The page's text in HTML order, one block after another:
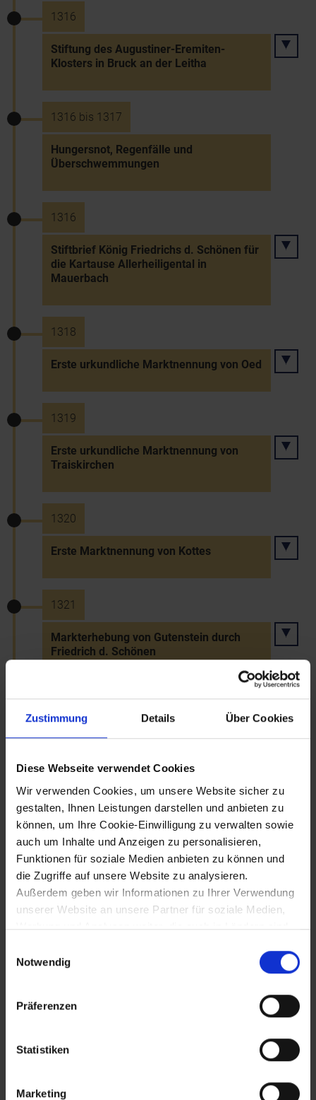
Zustimmung Details Über Cookies
Diese Webseite verwendet Cookies
Wir verwenden Cookies, um unsere Website sicher zu
gestalten, Ihnen Leistungen darstellen und anbieten zu
können, um Ihre Cookie-Einwilligung zu verwalten sowie
auch um Inhalte und Anzeigen zu personalisieren,
Funktionen für soziale Medien anbieten zu können und
die Zugriffe auf unsere Website zu analysieren.
Außerdem geben wir Informationen zu Ihrer Verwendung
unserer Website an unsere Partner für soziale Medien,
Werbung und Analysen weiter, die auch in Ländern sind,
gegeben ist, und in denen Sie Ihre Rechte uU nicht
effektiv durchsetzen können. Unsere Partner führen
diese Informationen möglicherweise mit weiteren Daten
zusammen, die Sie ihnen bereitgestellt haben oder die
haben.
Notwendig
Präferenzen
Statistiken
Marketing
1316
Stiftung des Augustiner-Eremiten-
Klosters in Bruck an der Leitha
1316 bis 1317
Hungersnot, Regenfälle und
Überschwemmungen
1316
Stiftbrief König Friedrichs d. Schönen für
die Kartause Allerheiligental in
Mauerbach
1318
Erste urkundliche Marktnennung von Oed
1319
Erste urkundliche Marktnennung von
Traiskirchen
1320
Erste Marktnennung von Kottes
1321
Markterhebung von Gutenstein durch
Friedrich d. Schönen
Verleihung des Stadtrechts an Weitra
14.9.1322
Stadtbrand in Klosterneuburg -
Zerstörung des Stifts und des
Herzogshofs
28.9.1322
Königen Friedrich d. Schönen und Ludwig
1324
Hohenruppersdorf